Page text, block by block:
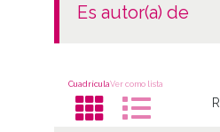
es autor(a) de
CuadrículaVer como lista